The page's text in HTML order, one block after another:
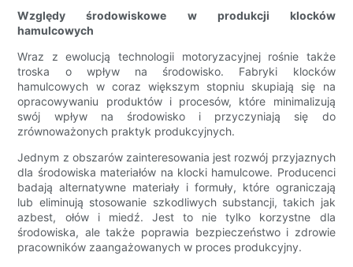
Względy środowiskowe w produkcji klocków
hamulcowych
Wraz z ewolucją technologii motoryzacyjnej rośnie także
troska o wpływ na środowisko. Fabryki klocków
hamulcowych w coraz większym stopniu skupiają się na
opracowywaniu produktów i procesów, które minimalizują
swój wpływ na środowisko i przyczyniają się do
zrównoważonych praktyk produkcyjnych.
Jednym z obszarów zainteresowania jest rozwój przyjaznych
dla środowiska materiałów na klocki hamulcowe. Producenci
badają alternatywne materiały i formuły, które ograniczają
lub eliminują stosowanie szkodliwych substancji, takich jak
azbest, ołów i miedź. Jest to nie tylko korzystne dla
środowiska, ale także poprawia bezpieczeństwo i zdrowie
pracowników zaangażowanych w proces produkcyjny.